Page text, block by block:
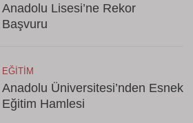
Anadolu Lisesi’ne Rekor
Başvuru
EĞITIM
Anadolu Üniversitesi’nden Esnek
Eğitim Hamlesi